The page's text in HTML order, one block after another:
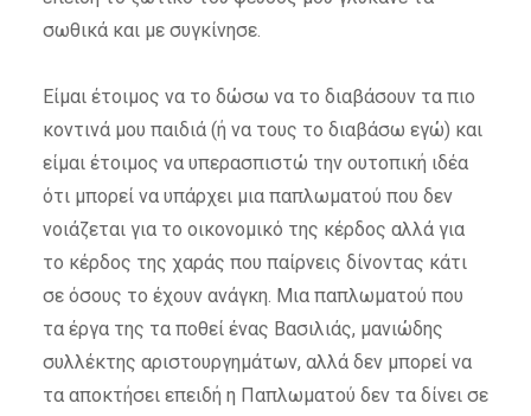
σωθικά και με συγκίνησε.
Είμαι έτοιμος να το δώσω να το διαβάσουν τα πιο
κοντινά μου παιδιά (ή να τους το διαβάσω εγώ) και
είμαι έτοιμος να υπερασπιστώ την ουτοπική ιδέα
ότι μπορεί να υπάρχει μια παπλωματού που δεν
νοιάζεται για το οικονομικό της κέρδος αλλά για
το κέρδος της χαράς που παίρνεις δίνοντας κάτι
σε όσους το έχουν ανάγκη. Μια παπλωματού που
τα έργα της τα ποθεί ένας Βασιλιάς, μανιώδης
συλλέκτης αριστουργημάτων, αλλά δεν μπορεί να
τα αποκτήσει επειδή η Παπλωματού δεν τα δίνει σε